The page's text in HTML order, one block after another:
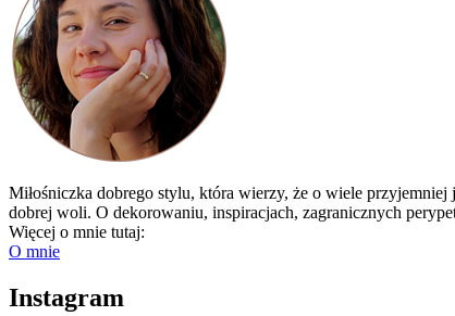
Miłośniczka dobrego stylu, która wierzy, że o wiele
dobrej woli. O dekorowaniu, inspiracjach, zagranicznych
Więcej o mnie tutaj:
O mnie
Instagram